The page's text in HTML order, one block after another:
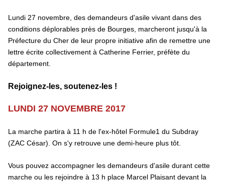
Lundi 27 novembre, des demandeurs d'asile vivant dans des
conditions déplorables près de Bourges, marcheront jusqu'à la
Préfecture du Cher de leur propre initiative afin de remettre une
lettre écrite collectivement à Catherine Ferrier, préfète du
département.
Rejoignez-les, soutenez-les !
LUNDI 27 NOVEMBRE 2017
La marche partira à 11 h de l'ex-hôtel Formule1 du Subdray
(ZAC César). On s'y retrouve une demi-heure plus tôt.
Vous pouvez accompagner les demandeurs d'asile durant cette
marche ou les rejoindre à 13 h place Marcel Plaisant devant la